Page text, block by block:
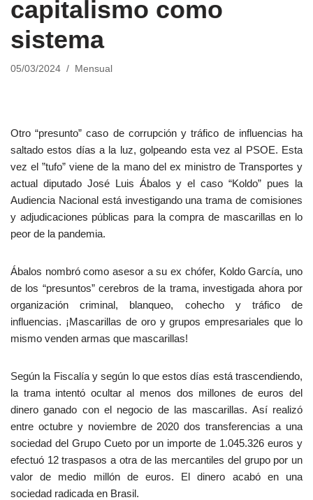
capitalismo como
sistema
05/03/2024 Mensual
Otro “presunto” caso de corrupción y tráfico de influencias ha
saltado estos días a la luz, golpeando esta vez al PSOE. Esta
vez el ”tufo” viene de la mano del ex ministro de Transportes y
actual diputado José Luis Ábalos y el caso “Koldo” pues la
Audiencia Nacional está investigando una trama de comisiones
y adjudicaciones públicas para la compra de mascarillas en lo
peor de la pandemia.
Ábalos nombró como asesor a su ex chófer, Koldo García, uno
de los “presuntos” cerebros de la trama, investigada ahora por
organización criminal, blanqueo, cohecho y tráfico de
influencias. ¡Mascarillas de oro y grupos empresariales que lo
mismo venden armas que mascarillas!
Según la Fiscalía y según lo que estos días está trascendiendo,
la trama intentó ocultar al menos dos millones de euros del
dinero ganado con el negocio de las mascarillas. Así realizó
entre octubre y noviembre de 2020 dos transferencias a una
sociedad del Grupo Cueto por un importe de 1.045.326 euros y
efectuó 12 traspasos a otra de las mercantiles del grupo por un
valor de medio millón de euros. El dinero acabó en una
sociedad radicada en Brasil.